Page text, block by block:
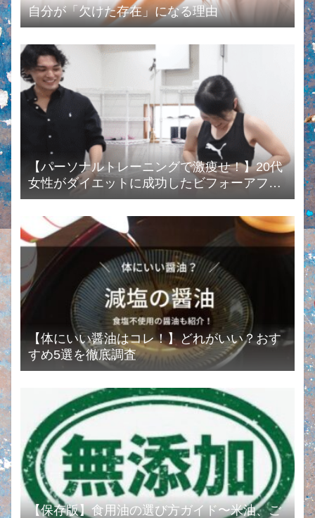
自分が「欠けた存在」になる理由
【パーソナルトレーニングで激痩せ！】20代
女性がダイエットに成功したビフォーアフタ
ーまとめ
【体にいい醤油はコレ！】どれがいい？おす
すめ5選を徹底調査
【保存版】食用油の選び方ガイド〜米油、ご